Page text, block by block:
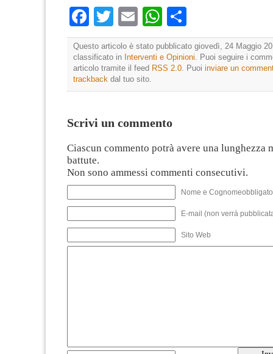
Facebook
TwitterEmailWhatsApp
Questo articolo è stato pubblicato giovedì, 24 Maggio
classificato in Interventi e Opinioni. Puoi seguire i
articolo tramite il feed RSS 2.0. Puoi inviare un
trackback dal tuo sito.
Scrivi un commento
Ciascun commento potrà avere una lunghezza
battute.
Non sono ammessi commenti consecutivi.
Nome e
E-mail (non verrà
Sito Web